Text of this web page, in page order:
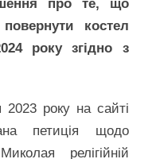
про те, що
костел
року згідно з
року на сайті
петиція щодо
релігійній